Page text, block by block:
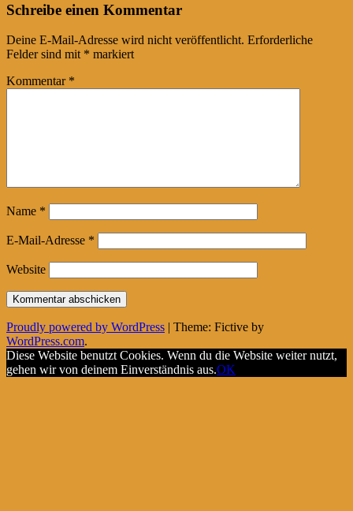
Schreibe einen Kommentar
Deine E-Mail-Adresse wird nicht veröffentlicht. Erforderliche
Felder sind mit * markiert
Kommentar *
Name *
E-Mail-Adresse *
Website
Proudly powered by WordPress | Theme: Fictive by
WordPress.com.
Diese Website benutzt Cookies. Wenn du die Website weiter nutzt,
gehen wir von deinem Einverständnis aus.OK